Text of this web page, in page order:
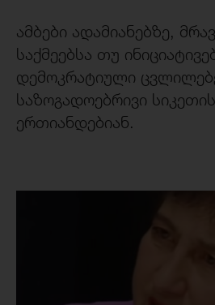
ამბები ადამიანებზე,
საქმეებსა თუ
დემოკრატიული
საზოგადოებრივი
ერთიანდებიან.